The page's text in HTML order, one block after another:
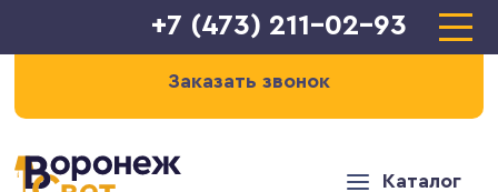
+7 (473) 211-02-93
Заказать звонок
Каталог